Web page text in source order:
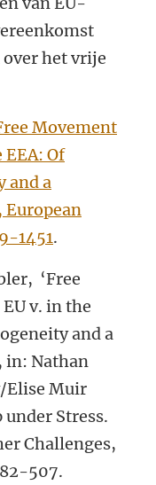
over het vrije
Movement
Of
and a
European
1451.
‘Free
v. in the
and a
in: Nathan
Elise Muir
Stress.
Challenges,
507.